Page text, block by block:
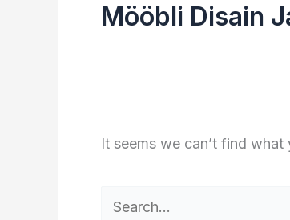
Mööbli Disain
It seems we can’t find